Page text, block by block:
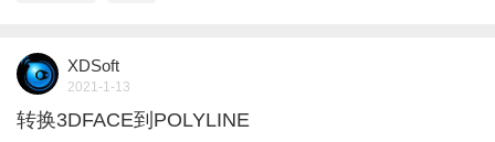
XDSoft
2021-1-13
转换3DFACE到POLYLINE